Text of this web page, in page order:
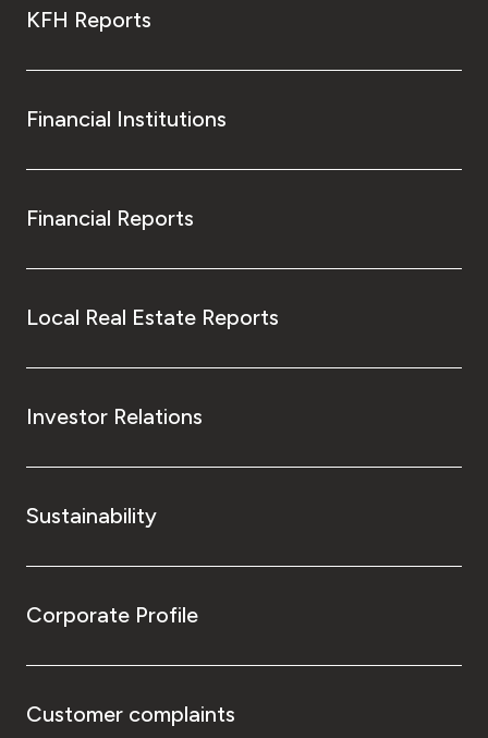
KFH Reports
Financial Institutions
Financial Reports
Local Real Estate Reports
Investor Relations
Sustainability
Corporate Profile
Customer complaints